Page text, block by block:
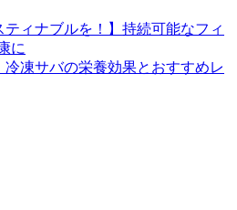
ティナブルを！】持続可能なフィ
に
冷凍サバの栄養効果とおすすめレ